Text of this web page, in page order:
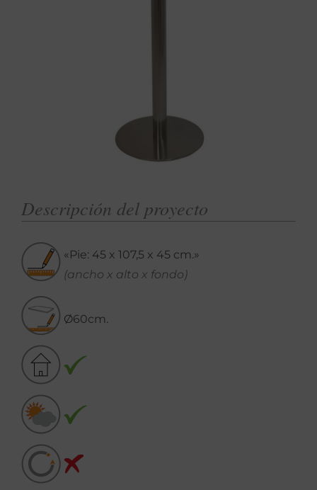
Descripción del proyecto
«Pie: 45 x 107,5 x 45 cm.»
(ancho x alto x fondo)
Ø60cm.